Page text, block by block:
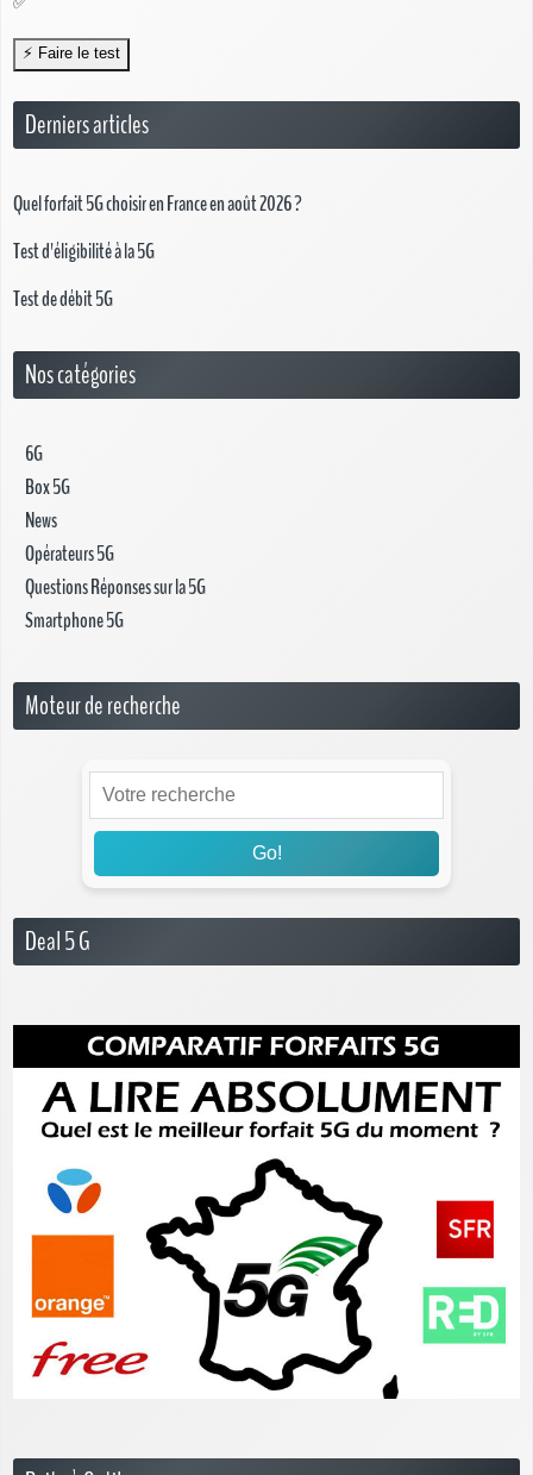
Derniers articles
Quel forfait 5G choisir en France en août 2026 ?
Test d'éligibilité à la 5G
Test de débit 5G
Nos catégories
6G
Box 5G
News
Opérateurs 5G
Questions Réponses sur la 5G
Smartphone 5G
Moteur de recherche
Go!
Deal 5 G